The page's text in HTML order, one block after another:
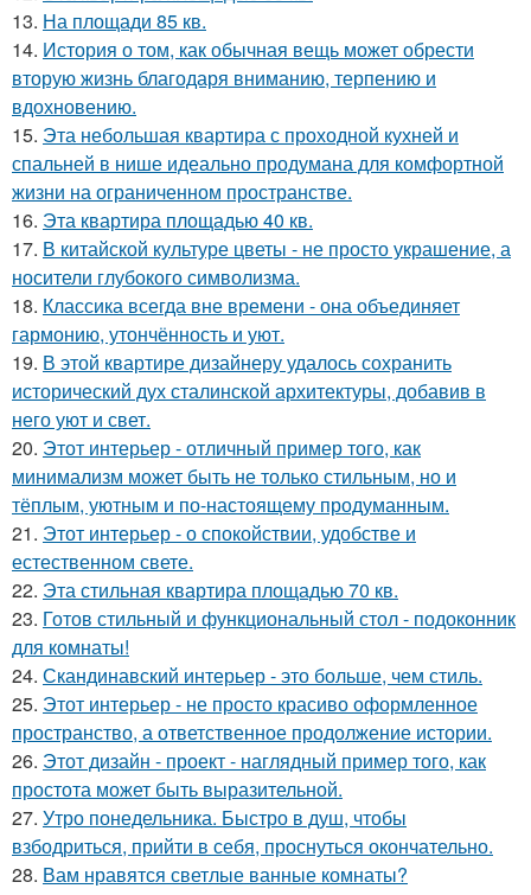
13. На площади 85 кв.
14. История о том, как обычная вещь может обрести
вторую жизнь благодаря вниманию, терпению и
вдохновению.
15. Эта небольшая квартира с проходной кухней и
спальней в нише идеально продумана для комфортной
жизни на ограниченном пространстве.
16. Эта квартира площадью 40 кв.
17. В китайской культуре цветы - не просто украшение, а
носители глубокого символизма.
18. Классика всегда вне времени - она объединяет
гармонию, утончённость и уют.
19. В этой квартире дизайнеру удалось сохранить
исторический дух сталинской архитектуры, добавив в
него уют и свет.
20. Этот интерьер - отличный пример того, как
минимализм может быть не только стильным, но и
тёплым, уютным и по-настоящему продуманным.
21. Этот интерьер - о спокойствии, удобстве и
естественном свете.
22. Эта стильная квартира площадью 70 кв.
23. Готов стильный и функциональный стол - подоконник
для комнаты!
24. Скандинавский интерьер - это больше, чем стиль.
25. Этот интерьер - не просто красиво оформленное
пространство, а ответственное продолжение истории.
26. Этот дизайн - проект - наглядный пример того, как
простота может быть выразительной.
27. Утро понедельника. Быстро в душ, чтобы
взбодриться, прийти в себя, проснуться окончательно.
28. Вам нравятся светлые ванные комнаты?